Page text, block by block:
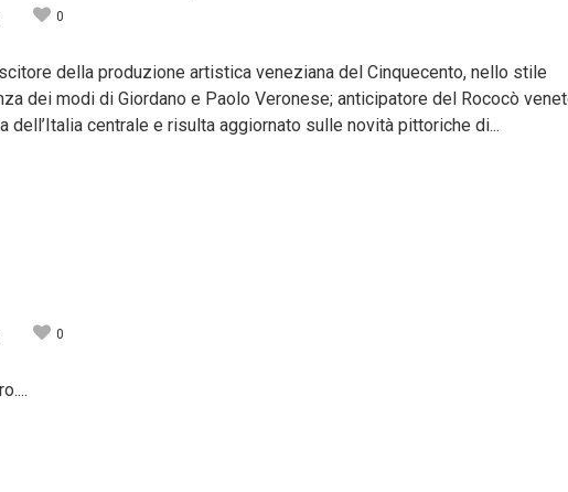
0
della produzione artistica veneziana del Cinquecento, nello stile
dei modi di Giordano e Paolo Veronese; anticipatore del Rococò
centrale e risulta aggiornato sulle novità pittoriche di...
0